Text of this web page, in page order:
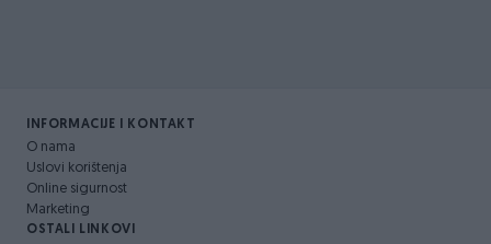
INFORMACIJE I KONTAKT
O nama
Uslovi korištenja
Online sigurnost
Marketing
OSTALI LINKOVI